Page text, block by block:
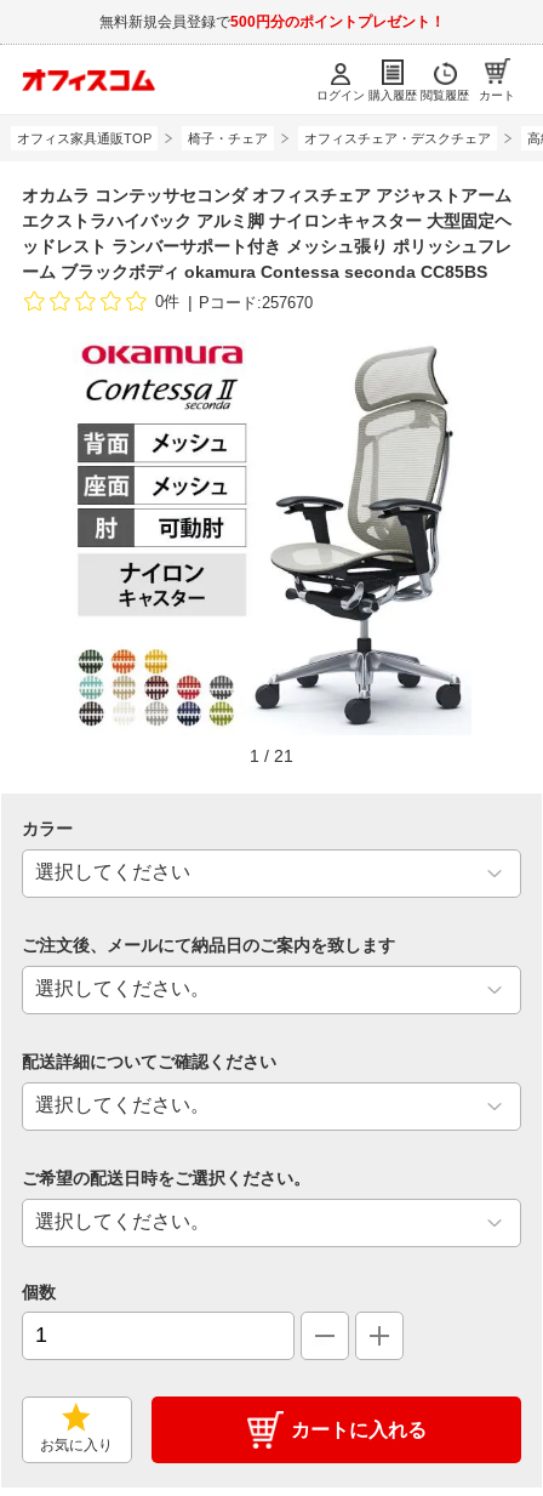
無料新規会員登録で500円分のポイントプレゼント！
ログイン 購入履歴 閲覧履歴 カート
オフィス家具通販TOP 椅子・チェア オフィスチェア・デスクチェア 高
オカムラ コンテッサセコンダ オフィスチェア アジャストアーム
エクストラハイバック アルミ脚 ナイロンキャスター 大型固定ヘ
ッドレスト ランバーサポート付き メッシュ張り ポリッシュフレ
ーム ブラックボディ okamura Contessa seconda CC85BS
0件 Pコード:257670
1 / 21
カラー
ご注文後、メールにて納品日のご案内を致します
配送詳細についてご確認ください
ご希望の配送日時をご選択ください。
個数
お気に入り
カートに入れる